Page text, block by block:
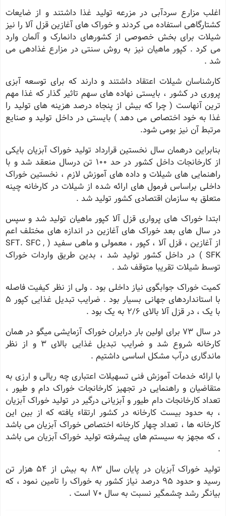
اغلب مزارع سردآبی در مزرعه تولید غذا داشتند و از ضایعات
کشتارگاهی استفاده می کردند و خوراک های آغازین قزل آلا را نیز
شیلات برای بخش خصوصی از کشورهای دانمارک و آلمان وارد
می کرد . کپور ماهیان نیز به روش سنتی در مزارع غذادهی می
شد .
کارشناسان شیلات اعتقاد داشتند و دارند که برای توسعه آبزی
پروری در کشور ، بایستی نهاده های سهم تاثیر گذار که غذا مهم
ترین آنهاست ( چرا که بیش از پنجاه درصد هزینه های تولید را
غذا به خود اختصاص می دهد ) بایستی در داخل تولید و صنایع
مرتبط آن نیز بومی شود.
بنابراین درهمان سال نخستین قرارداد تولید خوراک آبزیان بایکی
از کارخانجات داخل کشور در حد 100 تن درسال منعقد شد و با
راهنمایی های شیلات و داده های آموزش لازم ، نخستین خوراک
داخلی براساس فرمول های ارائه شده از شیلات در کارخانه چینه
متعلق به سازمان اقتصادی کشور تولید شد .
ابتدا خوراک های پرواری قزل آلا کپور ماهیان تولید شد و سپس
در سال های بعد خوراک های آغازین در اندازه های مختلف اعم
از آغازین ، قزل آلا ، کپور ، معمولی و ماهی سفید ( SFT. SFC ,
SFK ) در داخل کشور تولید شد ، بدین طریق واردات خوراک
توسط شیلات تقریبا متوقف شد .
کمیت خوراک جوابگوی نیاز داخلی بود . ولی از نظر کیفیت فاصله
با استانداردهای جهانی بسیار بود . ضرایب تبدیل غذایی کپور 5
با یک ، در قزل آلا بالای 2/6 به یک بود .
در سال 73 برای اولین بار درایران خوراک آزمایشی میگو در همان
کارخانه شروع شد و ضرایب تبدیل غذایی بالای 3 و از نظر
ماندگاری درآب مشکل اساسی داشتیم .
با ارائه خدمات آموزش فنی تسهیلات اعتباری چه ریالی و ارزی به
متقاضیان و راهنمایی در تجهیز کارخانجات خوراک دام و طیور ،
تعداد کارخانجات دام طیور و آبزیانی درگیر در تولید خوراک آبزیان
، به حدود بیست کارخانه در کشور ارتقاء یافته که از بین این
کارخانه ها ، تعداد چهار کارخانه اختصاص خوراک آبزیان می باشد
، که مجهز به سیستم های پیشرفته تولید خوراک آبزیان می باشد
.
تولید خوراک آبزیان در پایان سال 83 به بیش از 54 هزار تن
رسید و حدود 95 درصد نیاز کشور به خوراک را تامین نمود ، که
بیانگر رشد چشمگیر نسبت به سال 70 است .